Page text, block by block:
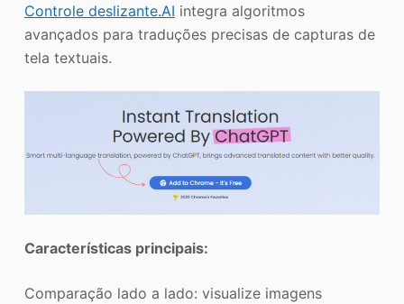
Controle deslizante.AI integra algoritmos
avançados para traduções precisas de capturas de
tela textuais.
Características principais:
Comparação lado a lado: visualize imagens